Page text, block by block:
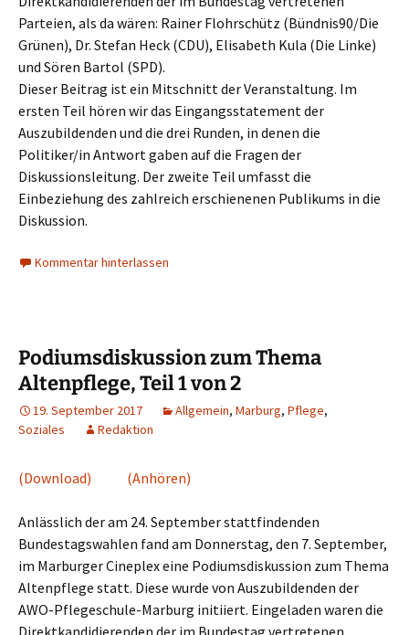
Parteien, als da wären: Rainer Flohrschütz (Bündnis90/Die
Grünen), Dr. Stefan Heck (CDU), Elisabeth Kula (Die Linke)
und Sören Bartol (SPD).
Dieser Beitrag ist ein Mitschnitt der Veranstaltung. Im
ersten Teil hören wir das Eingangsstatement der
Auszubildenden und die drei Runden, in denen die
Politiker/in Antwort gaben auf die Fragen der
Diskussionsleitung. Der zweite Teil umfasst die
Einbeziehung des zahlreich erschienenen Publikums in die
Diskussion.
Kommentar hinterlassen
Podiumsdiskussion zum Thema
Altenpflege, Teil 1 von 2
19. September 2017 Allgemein, Marburg, Pflege,
Soziales
Redaktion
(Download) (Anhören)
Anlässlich der am 24. September stattfindenden
Bundestagswahlen fand am Donnerstag, den 7. September,
im Marburger Cineplex eine Podiumsdiskussion zum Thema
Altenpflege statt. Diese wurde von Auszubildenden der
AWO-Pflegeschule-Marburg initiiert. Eingeladen waren die
Direktkandidierenden der im Bundestag vertretenen